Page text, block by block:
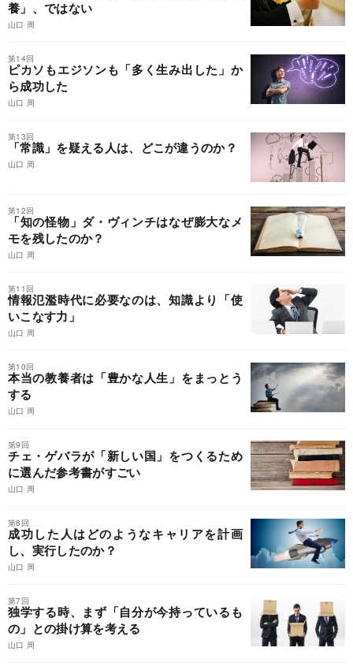
養」、ではない
山口 周
第14回
ピカソもエジソンも「多く生み出した」か
ら成功した
山口 周
第13回
「常識」を疑える人は、どこが違うのか？
山口 周
第12回
「知の怪物」ダ・ヴィンチはなぜ膨大なメ
モを残したのか？
山口 周
第11回
情報氾濫時代に必要なのは、知識より「使
いこなす力」
山口 周
第10回
本当の教養者は「豊かな人生」をまっとう
する
山口 周
第9回
チェ・ゲバラが「新しい国」をつくるため
に選んだ参考書がすごい
山口 周
第8回
成功した人はどのようなキャリアを計画
し、実行したのか？
山口 周
第7回
独学する時、まず「自分が今持っているも
の」との掛け算を考える
山口 周